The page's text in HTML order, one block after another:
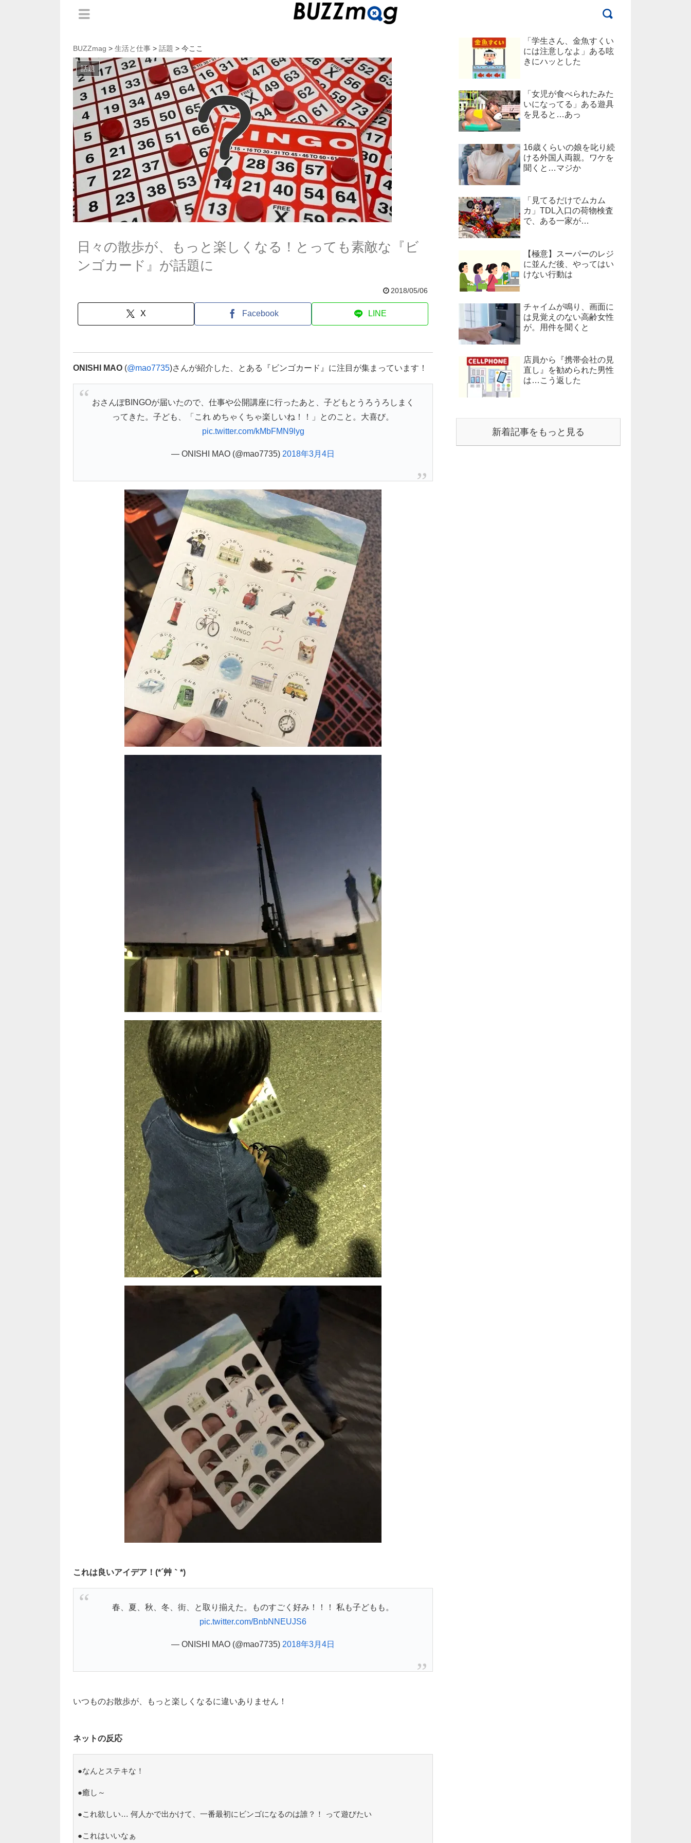
BUZZmag > 生活と仕事 > 話題 > 今ここ
話題
日々の散歩が、もっと楽しくなる！とっても素敵な『ビ
ンゴカード』が話題に
2018/05/06
X Facebook LINE
ONISHI MAO (@mao7735)さんが紹介した、とある『ビンゴカード』に注目が集まっています！
おさんぽBINGOが届いたので、仕事や公開講座に行ったあと、子どもとうろうろしまく
ってきた。子ども、「これ めちゃくちゃ楽しいね！！」とのこと。大喜び。
pic.twitter.com/kMbFMN9lyg
— ONISHI MAO (@mao7735) 2018年3月4日
これは良いアイデア！(*´艸｀*)
春、夏、秋、冬、街、と取り揃えた。ものすごく好み！！！ 私も子どもも。
pic.twitter.com/BnbNNEUJS6
— ONISHI MAO (@mao7735) 2018年3月4日
いつものお散歩が、もっと楽しくなるに違いありません！
ネットの反応
●なんとステキな！
●癒し～
●これ欲しい… 何人かで出かけて、一番最初にビンゴになるのは誰？！ って遊びたい
●これはいいなぁ
「学生さん、金魚すくい
には注意しなよ」ある呟
きにハッとした
「女児が食べられたみた
いになってる」ある遊具
を見ると…あっ
16歳くらいの娘を叱り続
ける外国人両親。ワケを
聞くと…マジか
「見てるだけでムカム
カ」TDL入口の荷物検査
で、ある一家が…
【極意】スーパーのレジ
に並んだ後、やってはい
けない行動は
チャイムが鳴り、画面に
は見覚えのない高齢女性
が。用件を聞くと
店員から『携帯会社の見
直し』を勧められた男性
は…こう返した
新着記事をもっと見る